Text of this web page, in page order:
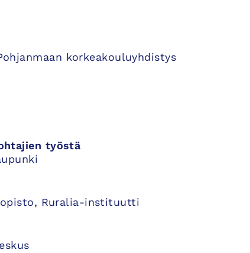
korkeakouluyhdistys
työstä
Ruralia-instituutti